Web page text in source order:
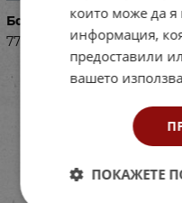
Баркод (ISBN, UPC, др.)
77AP12819
които може да я
информация,
предоставили
вашето
ПОКАЖЕТЕ